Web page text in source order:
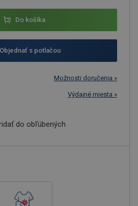
Do košíka
Objednať s potlačou
Možnosti doručenia »
Výdajné miesta »
do obľúbených